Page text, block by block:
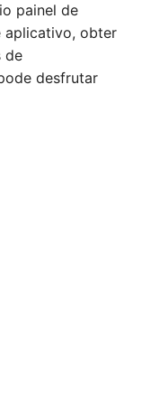
painel de
aplicativo, obter
de
desfrutar